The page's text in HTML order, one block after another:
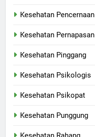
Kesehatan Pencernaan
Kesehatan Pernapasan
Kesehatan Pinggang
Kesehatan Psikologis
Kesehatan Psikopat
Kesehatan Punggung